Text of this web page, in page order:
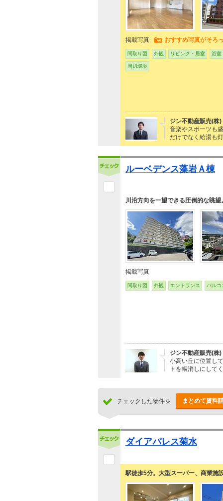
掲載写真 おすすめ写真がそろ
間取り図 外観 リビング・居室 浴室
周辺環境
ジン不動産販売(株)
音楽やスポーツも
だけでなく給湯も
ルーベデンス藻岩Ａ棟
川沿方向を一望できる圧倒的な眺
掲載写真
間取り図 外観 エントランス バルコ
ジン不動産販売(株)
小高い丘に位置し
トを帳消しにして
チェックした物件を まとめて資料
ダイアパレス菊水
駅徒歩5分。大型スーパー、商業施